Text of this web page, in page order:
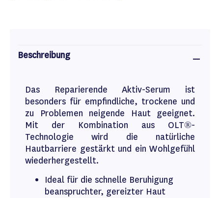
Beschreibung
Das Reparierende Aktiv-Serum ist
besonders für empfindliche, trockene und
zu Problemen neigende Haut geeignet.
Mit der Kombination aus OLT®-
Technologie wird die natürliche
Hautbarriere gestärkt und ein Wohlgefühl
wiederhergestellt.
Ideal für die schnelle Beruhigung
beanspruchter, gereizter Haut